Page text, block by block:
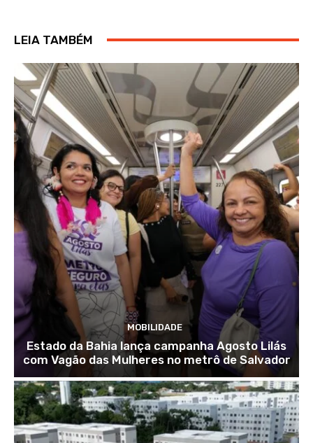
LEIA TAMBÉM
MOBILIDADE
Estado da Bahia lança campanha Agosto Lilás
com Vagão das Mulheres no metrô de Salvador